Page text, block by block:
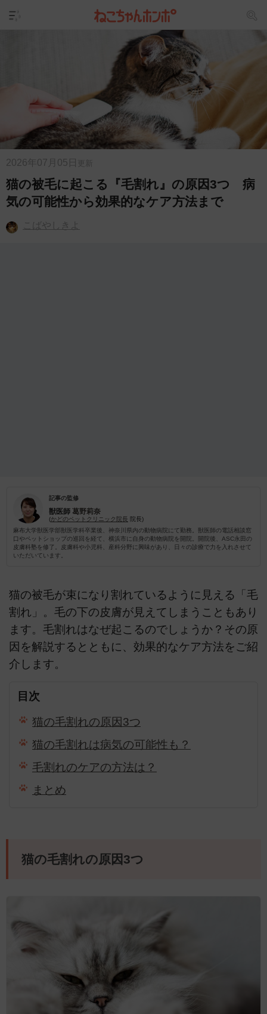
2026年07月05日 更新
猫の被毛に起こる『毛割れ』の原因3つ 病
気の可能性から効果的なケア方法まで
こばやしきよ
記事の監修
獣医師 葛野莉奈
(かどのペットクリニック院長 院長)
麻布大学獣医学部獣医学科卒業後、神奈川県内の動物病院にて勤務。獣医師の電話相談窓
口やペットショップの巡回を経て、横浜市に自身の動物病院を開院。開院後、ASC永田の
皮膚科塾を修了。皮膚科や小児科、産科分野に興味があり、日々の診療で力を入れさせて
いただいています。
猫の被毛が束になり割れているように見える「毛
割れ」。毛の下の皮膚が見えてしまうこともあり
ます。毛割れはなぜ起こるのでしょうか？その原
因を解説するとともに、効果的なケア方法をご紹
介します。
目次
猫の毛割れの原因3つ
猫の毛割れは病気の可能性も？
毛割れのケアの方法は？
まとめ
猫の毛割れの原因3つ